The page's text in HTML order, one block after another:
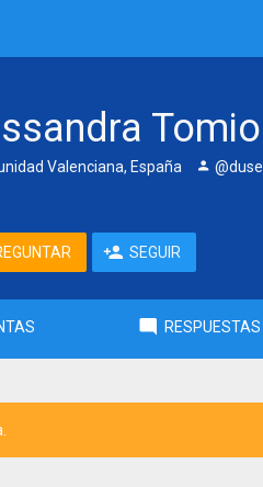
Tomio
Valenciana, España @duse
SEGUIR
RESPUESTAS